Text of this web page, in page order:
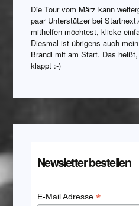
Die Tour vom März kann
paar Unterstützer bei
mithelfen möchtest, klicke
Diesmal ist übrigens auch
Brandl mit am Start. Das
klappt :-)
Newsletter bestellen
E-Mail Adresse *